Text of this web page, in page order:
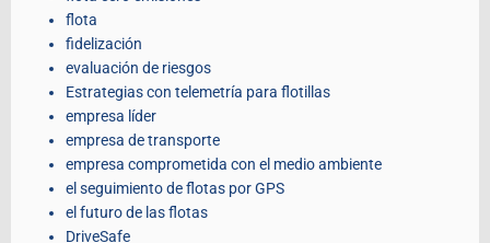
flota
fidelización
evaluación de riesgos
Estrategias con telemetría para flotillas
empresa líder
empresa de transporte
empresa comprometida con el medio ambiente
el seguimiento de flotas por GPS
el futuro de las flotas
DriveSafe